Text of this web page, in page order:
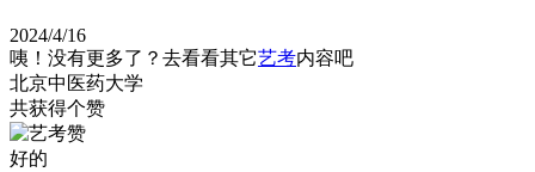
2024/4/16
咦！没有更多了？去看看其它艺考内容吧
北京中医药大学
共获得个赞
好的